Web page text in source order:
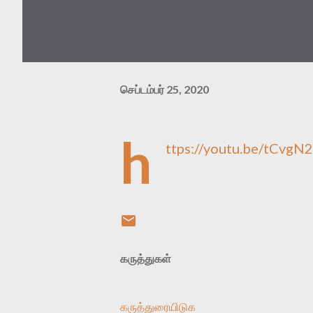
செப்டம்பர் 25, 2020
h ttps://youtu.be/
கருத்துகள்
கருத்துரையிடுக